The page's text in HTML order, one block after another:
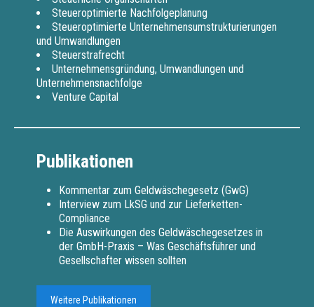
Steueroptimierte Nachfolgeplanung
Steueroptimierte Unternehmensumstrukturierungen
und Umwandlungen
Steuerstrafrecht
Unternehmensgründung, Umwandlungen und
Unternehmensnachfolge
Venture Capital
Publikationen
Kommentar zum Geldwäschegesetz (GwG)
Interview zum LkSG und zur Lieferketten-
Compliance
Die Auswirkungen des Geldwäschegesetzes in
der GmbH-Praxis – Was Geschäftsführer und
Gesellschafter wissen sollten
Weitere Publikationen